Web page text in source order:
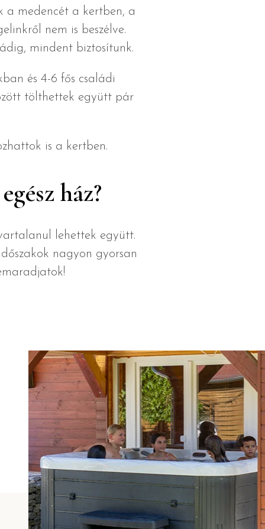
a medencét a kertben, a
nem is beszélve.
mindent biztosítunk.
és 4-6 fős családi
tölthettek együtt pár
is a kertben.
ház?
lehettek együtt.
nagyon gyorsan